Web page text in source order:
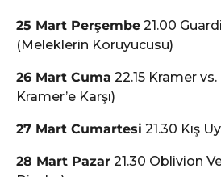
25 Mart Perşembe 21.00
(Meleklerin Koruyucusu)
26 Mart Cuma 22.15 Kramer
Kramer’e Karşı)
27 Mart Cumartesi 21.30 Kış
28 Mart Pazar 21.30 Oblivion